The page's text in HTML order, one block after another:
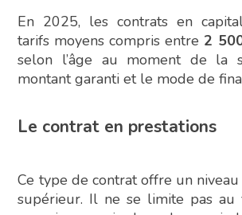
En 2025, les contrats en
tarifs moyens compris entre 2
selon l’âge au moment de la
montant garanti et le mode de
Le contrat en prestations
Ce type de contrat offre un niveau
supérieur. Il ne se limite pas au